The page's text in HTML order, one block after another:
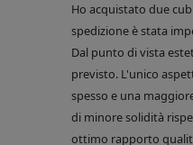
Ho acquistato due
spedizione è stata
Dal punto di vista
previsto. L'unico
spesso e una
di minore solidità
ottimo rapporto